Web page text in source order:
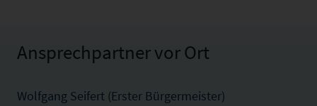
Ansprechpartner vor Ort
Wolfgang Seifert (Erster Bürgermeister)